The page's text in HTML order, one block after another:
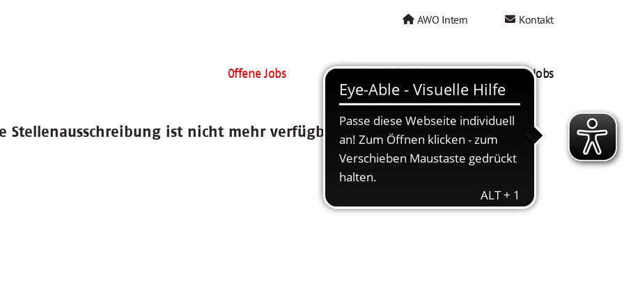
AWO Intern Kontakt
Offene Jobs AWO als Arbeitgeber Mein AWO Jobs
Stellenausschreibung ist nicht mehr verfügbar.